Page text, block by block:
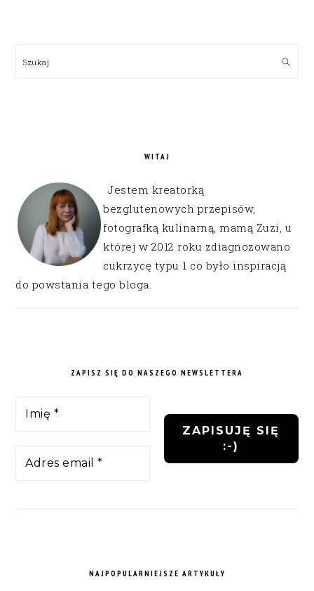
Szukaj
WITAJ
Jestem kreatorką
bezglutenowych przepisów,
fotografką kulinarną, mamą Zuzi, u
której w 2012 roku zdiagnozowano
cukrzycę typu 1 co było inspiracją
do powstania tego bloga.
ZAPISZ SIĘ DO NASZEGO NEWSLETTERA
NAJPOPULARNIEJSZE ARTYKUŁY